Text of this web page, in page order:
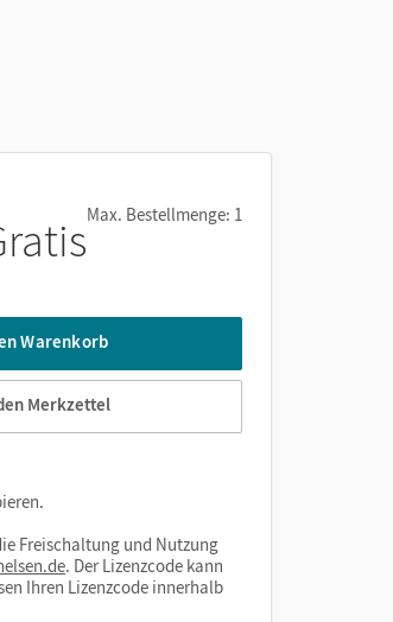
Max. Bestellmenge: 1
Warenkorb
Merkzettel
Freischaltung und Nutzung
. Der Lizenzcode kann
Ihren Lizenzcode innerhalb